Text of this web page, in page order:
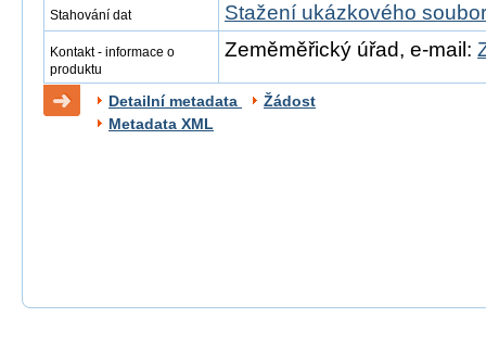
Stahování dat Stažení ukázkového
Kontakt - informace o
produktu
Zeměměřický úřad, e-mail:
Detailní metadata
Žádost
Metadata XML